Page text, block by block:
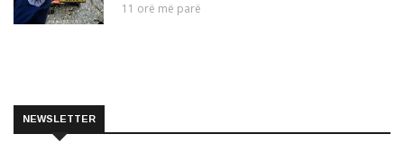
11 orë më parë
NEWSLETTER